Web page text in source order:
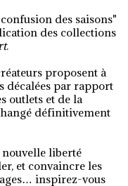
des saisons"
des collections
.
proposent à
décalées par rapport
outlets et de la
définitivement
nouvelle liberté
et convaincre les
inspirez-vous